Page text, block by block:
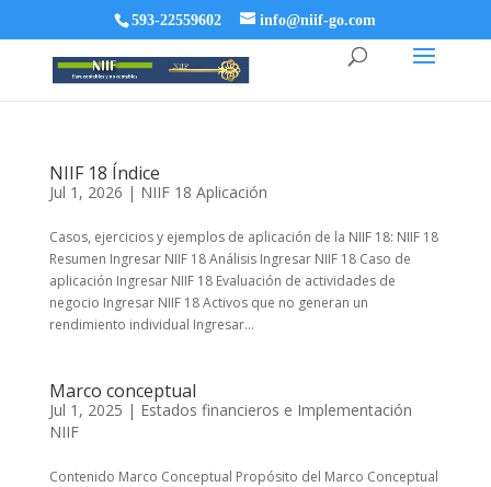
593-22559602 info@niif-go.com
NIIF 18 Índice
Jul 1, 2026 | NIIF 18 Aplicación
Casos, ejercicios y ejemplos de aplicación de la NIIF 18: NIIF 18
Resumen Ingresar NIIF 18 Análisis Ingresar NIIF 18 Caso de
aplicación Ingresar NIIF 18 Evaluación de actividades de
negocio Ingresar NIIF 18 Activos que no generan un
rendimiento individual Ingresar...
Marco conceptual
Jul 1, 2025 | Estados financieros e Implementación
NIIF
Contenido Marco Conceptual Propósito del Marco Conceptual